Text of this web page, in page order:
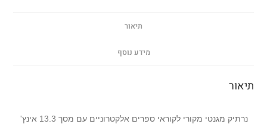
תיאור
מידע נוסף
תיאור
נרתיק מגנטי מקורי לקוראי ספרים אלקטרוניים עם מסך 13.3 אינץ'